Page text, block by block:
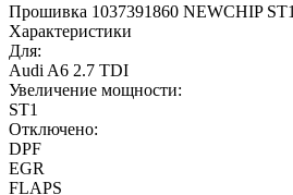
Прошивка 1037391860 NEWCHIP
Характеристики
Для:
Audi A6 2.7 TDI
Увеличение мощности:
ST1
Отключено:
DPF
EGR
FLAPS